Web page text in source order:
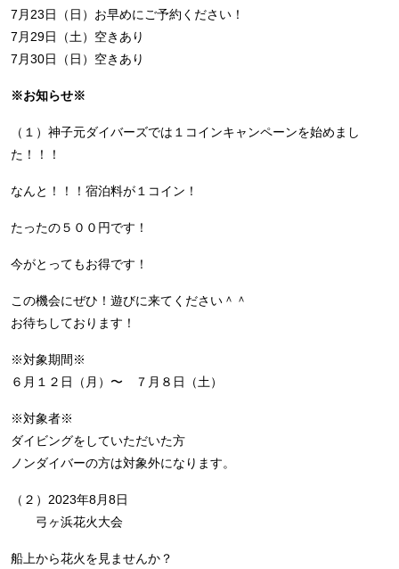
7月23日（日）お早めにご予約ください！
7月29日（土）空きあり
7月30日（日）空きあり
※お知らせ※
（１）神子元ダイバーズでは１コインキャンペーンを始めまし
た！！！
なんと！！！宿泊料が１コイン！
たったの５００円です！
今がとってもお得です！
この機会にぜひ！遊びに来てください＾＾
お待ちしております！
※対象期間※
６月１２日（月）〜 ７月８日（土）
※対象者※
ダイビングをしていただいた方
ノンダイバーの方は対象外になります。
（２）2023年8月8日
弓ヶ浜花火大会
船上から花火を見ませんか？